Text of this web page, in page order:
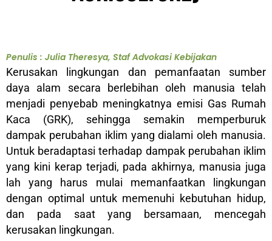
Penulis : Julia Theresya, Staf Advokasi Kebijakan
Kerusakan lingkungan dan pemanfaatan sumber
daya alam secara berlebihan oleh manusia telah
menjadi penyebab meningkatnya emisi Gas Rumah
Kaca (GRK), sehingga semakin memperburuk
dampak perubahan iklim yang dialami oleh manusia.
Untuk beradaptasi terhadap dampak perubahan iklim
yang kini kerap terjadi, pada akhirnya, manusia juga
lah yang harus mulai memanfaatkan lingkungan
dengan optimal untuk memenuhi kebutuhan hidup,
dan pada saat yang bersamaan, mencegah
kerusakan lingkungan.